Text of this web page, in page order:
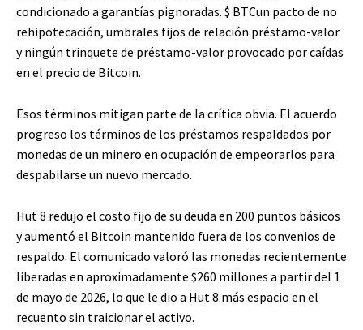
condicionado a garantías pignoradas. $ BTCun pacto de no
rehipotecación, umbrales fijos de relación préstamo-valor
y ningún trinquete de préstamo-valor provocado por caídas
en el precio de Bitcoin.
Esos términos mitigan parte de la crítica obvia. El acuerdo
progreso los términos de los préstamos respaldados por
monedas de un minero en ocupación de empeorarlos para
despabilarse un nuevo mercado.
Hut 8 redujo el costo fijo de su deuda en 200 puntos básicos
y aumentó el Bitcoin mantenido fuera de los convenios de
respaldo. El comunicado valoró las monedas recientemente
liberadas en aproximadamente $260 millones a partir del 1
de mayo de 2026, lo que le dio a Hut 8 más espacio en el
recuento sin traicionar el activo.